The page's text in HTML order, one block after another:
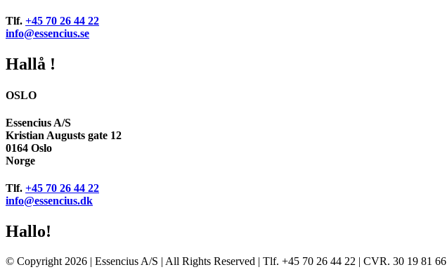
Tlf. +45 70 26 44 22
info@essencius.se
Hallå !
OSLO
Essencius A/S
Kristian Augusts gate 12
0164 Oslo
Norge
Tlf. +45 70 26 44 22
info@essencius.dk
Hallo!
© Copyright 2026 | Essencius A/S | All Rights Reserved | Tlf. +45 70 26 44 22 | CVR. 30 19 81 66